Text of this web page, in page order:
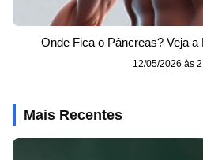
Onde Fica o Pâncreas? Veja
12/05/2026 às
Mais Recentes